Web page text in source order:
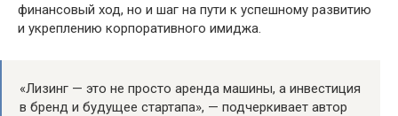
финансовый ход, но и шаг на пути к успешному развитию
и укреплению корпоративного имиджа.
«Лизинг — это не просто аренда машины, а инвестиция
в бренд и будущее стартапа», — подчеркивает автор